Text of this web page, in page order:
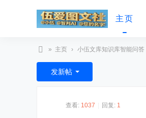
主页
智
判
» 主页 › 小伍文库知识库智能问答
发新帖
查看: 1037 回复: 1